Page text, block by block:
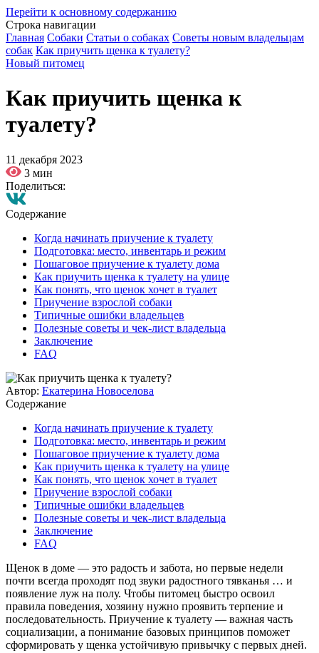
Перейти к основному содержанию
Строка навигации
Главная Собаки Статьи о собаках Советы новым владельцам
собак Как приучить щенка к туалету?
Новый питомец
Как приучить щенка к
туалету?
11 декабря 2023
3 мин
Поделиться:
Содержание
Когда начинать приучение к туалету
Подготовка: место, инвентарь и режим
Пошаговое приучение к туалету дома
Как приучить щенка к туалету на улице
Как понять, что щенок хочет в туалет
Приучение взрослой собаки
Типичные ошибки владельцев
Полезные советы и чек-лист владельца
Заключение
FAQ
Автор: Екатерина Новоселова
Содержание
Когда начинать приучение к туалету
Подготовка: место, инвентарь и режим
Пошаговое приучение к туалету дома
Как приучить щенка к туалету на улице
Как понять, что щенок хочет в туалет
Приучение взрослой собаки
Типичные ошибки владельцев
Полезные советы и чек-лист владельца
Заключение
FAQ
Щенок в доме — это радость и забота, но первые недели
почти всегда проходят под звуки радостного тявканья … и
появление луж на полу. Чтобы питомец быстро освоил
правила поведения, хозяину нужно проявить терпение и
последовательность. Приучение к туалету — важная часть
социализации, а понимание базовых принципов поможет
сформировать у щенка устойчивую привычку с первых дней.